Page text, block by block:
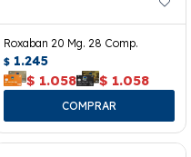
Roxaban 20 Mg. 28 Comp.
$ 1.245
$ 1.058 $ 1.058